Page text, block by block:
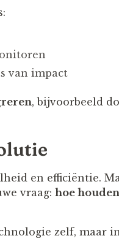
van impact
, bijvoorbeeld
en efficiëntie.
vraag: hoe
zelf, maar